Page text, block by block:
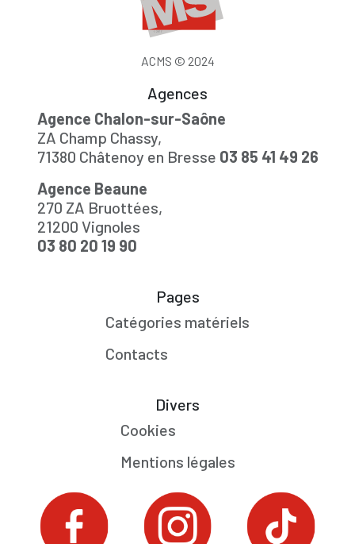
ACMS © 2024
Agences
Agence Chalon-sur-Saône
ZA Champ Chassy,
71380 Châtenoy en Bresse 03 85 41 49 26
Agence Beaune
270 ZA Bruottées,
21200 Vignoles
03 80 20 19 90
Pages
Catégories matériels
Contacts
Divers
Cookies
Mentions légales